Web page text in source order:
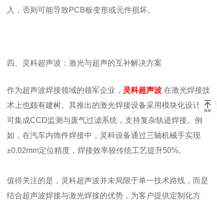
入，否则可能导致PCB板变形或元件损坏。
四、灵科超声波：激光与超声的互补解决方案
作为超声波焊接领域的领军企业， 灵科超声波 在激光焊接技
术上也颇有建树。其推出的激光焊接设备采用模块化设计，
可集成CCD监测与废气过滤系统，支持复杂轨迹焊接。例
如，在汽车内饰件焊接中，灵科设备通过三轴机械手实现
±0.02mm定位精度，焊接效率较传统工艺提升50%。
值得关注的是，灵科超声波并未局限于单一技术路线，而是
结合超声波焊接与激光焊接的优势，为客户提供定制化方